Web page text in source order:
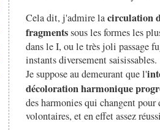
Cela dit, j'admire lacirculation
fragmentssous les formes les
dans le I, ou le très joli passage
instants diversement saisissables.
Je suppose au demeurant que l'
décoloration harmonique
des harmonies qui changent
volontaires, et en effet assez